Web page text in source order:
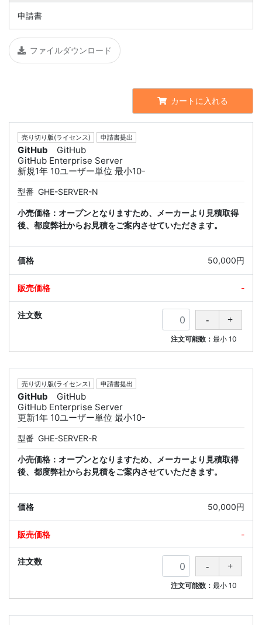
申請書
ファイルダウンロード
カートに入れる
売り切り版(ライセンス) 申請書提出
GitHub
GitHub
GitHub Enterprise Server
新規1年 10ユーザー単位 最小10-
型番 GHE-SERVER-N
小売価格：オープンとなりますため、メーカーより見積取得
後、都度弊社からお見積をご案内させていただきます。
50,000円
-
注文可能数： 最小 10
売り切り版(ライセンス) 申請書提出
GitHub
GitHub
GitHub Enterprise Server
更新1年 10ユーザー単位 最小10-
型番 GHE-SERVER-R
小売価格：オープンとなりますため、メーカーより見積取得
後、都度弊社からお見積をご案内させていただきます。
50,000円
-
注文可能数： 最小 10